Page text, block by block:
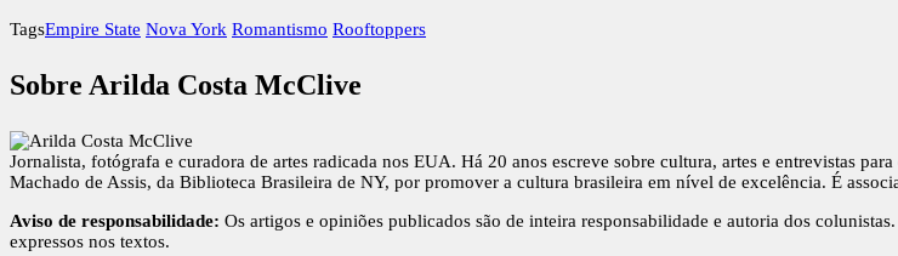
TagsEmpire State Nova York Romantismo Rooftoppers
Sobre Arilda Costa McClive
Jornalista, fotógrafa e curadora de artes radicada nos EUA. Há 20 anos escreve sobre cultura, artes e entrevistas
Machado de Assis, da Biblioteca Brasileira de NY, por promover a cultura brasileira em nível de excelência. É
Aviso de responsabilidade: Os artigos e opiniões publicados são de inteira responsabilidade e autoria dos
expressos nos textos.